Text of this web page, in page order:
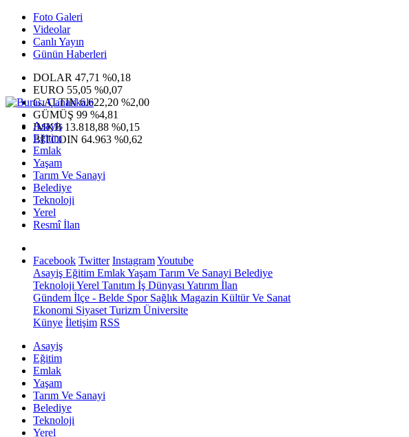
Foto Galeri
Videolar
Canlı Yayın
Günün Haberleri
DOLAR 47,71 %0,18
EURO 55,05 %0,07
G.ALTIN6.622,20 %2,00
GÜMÜŞ 99 %4,81
IMKB 13.818,88 %0,15
BITCOIN 64.963 %0,62
Asayiş
Eğitim
Emlak
Yaşam
Tarım Ve Sanayi
Belediye
Teknoloji
Yerel
Resmî İlan
Facebook Twitter InstagramYoutube
Asayiş Eğitim EmlakYaşam Tarım Ve Sanayi Belediye
Teknoloji Yerel Tanıtım İş Dünyası Yatırım İlan
Gündem İlçe - Belde SporSağlık Magazin Kültür Ve Sanat
Ekonomi Siyaset Turizm Üniversite
Künye İletişim RSS
Asayiş
Eğitim
Emlak
Yaşam
Tarım Ve Sanayi
Belediye
Teknoloji
Yerel